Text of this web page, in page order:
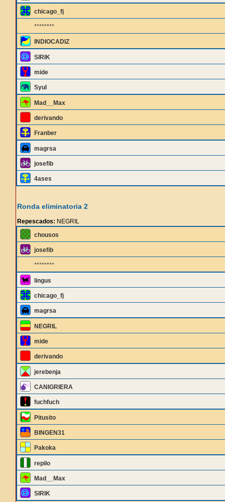
chicago_fj
********
INDIOCADIZ
SIRIK
mide
Syul
Mad__Max
derivando
Franber
magrsa
josefib
4ases
Ronda eliminatoria 2
Repescados: NEGRIL
chousos
josefib
********
lingus
chicago_fj
magrsa
NEGRIL
mide
derivando
jerebenja
CANIGRIERA
fuchfuch
Pitusito
BINGEN31
Pakoka
repilo
Mad__Max
SIRIK